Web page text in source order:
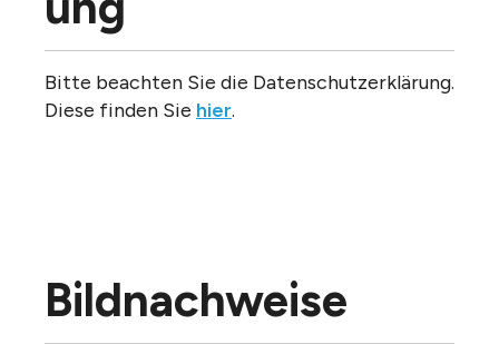
Bitte beachten Sie die Datenschutzerklärung.
Diese finden Sie hier.
Bildnachweise